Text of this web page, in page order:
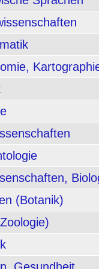
(Botanik)